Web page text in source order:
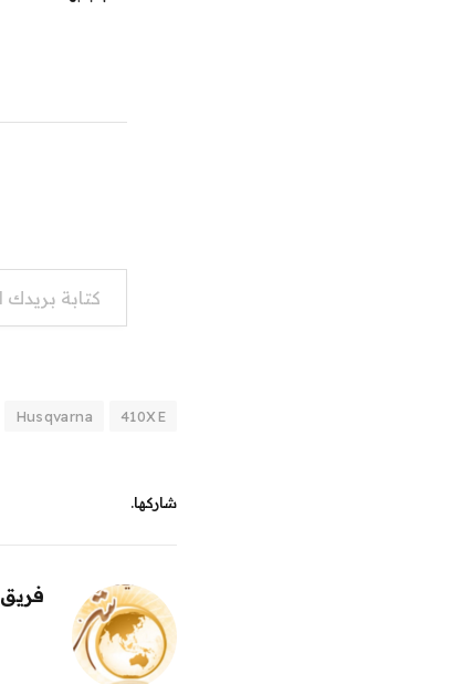
كتابة بريدك الإلكتروني...
410XE
Husqvarna
شاركها.
فريق alwahah